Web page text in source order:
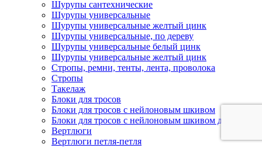
Шурупы сантехнические
Шурупы универсальные
Шурупы универсальные желтый цинк
Шурупы универсальные, по дереву
Шурупы универсальные белый цинк
Шурупы универсальные желтый цинк
Стропы, ремни, тенты, лента, проволока
Стропы
Такелаж
Блоки для тросов
Блоки для тросов с нейлоновым шкивом
Блоки для тросов с нейлоновым шкивом двойные
Вертлюги
Вертлюги петля-петля